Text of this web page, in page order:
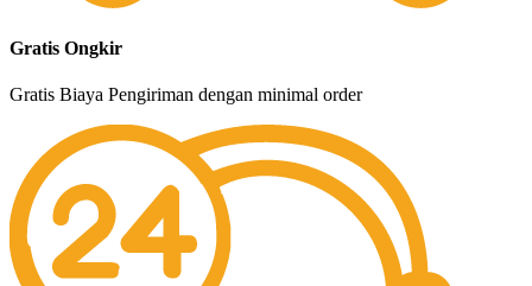
Gratis Ongkir
Gratis Biaya Pengiriman dengan minimal order